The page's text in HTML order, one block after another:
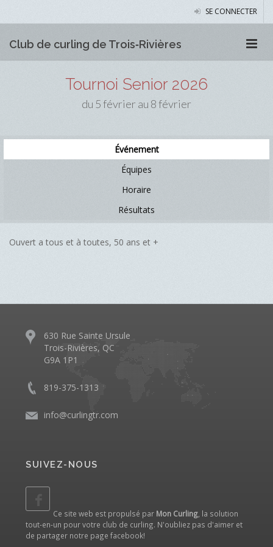
SE CONNECTER
Club de curling de Trois‑Rivières
Tournoi Senior 2026
du 5 février au 8 février
Événement
Équipes
Horaire
Résultats
Ouvert a tous et à toutes, 50 ans et +
630 Rue Sainte Ursule
Trois-Rivières, QC
G9A 1P1
819-375-1313
info@curlingtr.com
SUIVEZ-NOUS
Ce site web est propulsé par Mon Curling, la solution
tout-en-un pour votre club de curling. N'oubliez pas d'aimer et
de partager notre page facebook!